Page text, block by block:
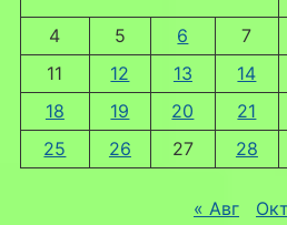
4
5 6 7
11
12 13 14
18
19 20 21
25
26 27 28
« Авг